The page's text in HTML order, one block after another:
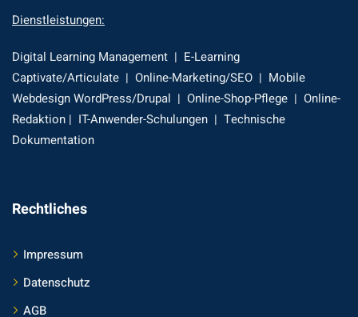
Dienstleistungen:
Digital Learning Management | E-Learning
Captivate/Articulate | Online-Marketing/SEO | Mobile
Webdesign WordPress/Drupal | Online-Shop-Pflege | Online-
Redaktion | IT-Anwender-Schulungen | Technische
Dokumentation
Rechtliches
Impressum
Datenschutz
AGB